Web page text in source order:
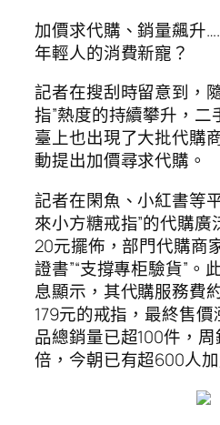
加價求代購、銷量飆升
年輕人的消費新寵？
記者在搜刮時留意到，
指”熱度的持續攀升，
臺上也出現了大批代購
動提出加價尋求代購。
記者在閑魚、小紅書等
來小方糖戒指”的代購
20元擺佈，部門代購商
證書”“支撐專柜驗貨”。
息顯示，其代購服務費
179元的戒指，最終售
品總銷量已超100件，
倍，今朝已有超600人加